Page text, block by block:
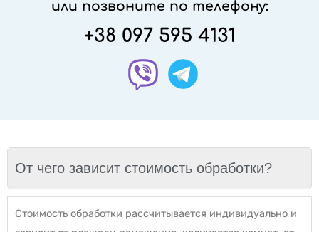
или позвоните по телефону:
+38 097 595 4131
От чего зависит стоимость обработки?
Стоимость обработки рассчитывается индивидуально и